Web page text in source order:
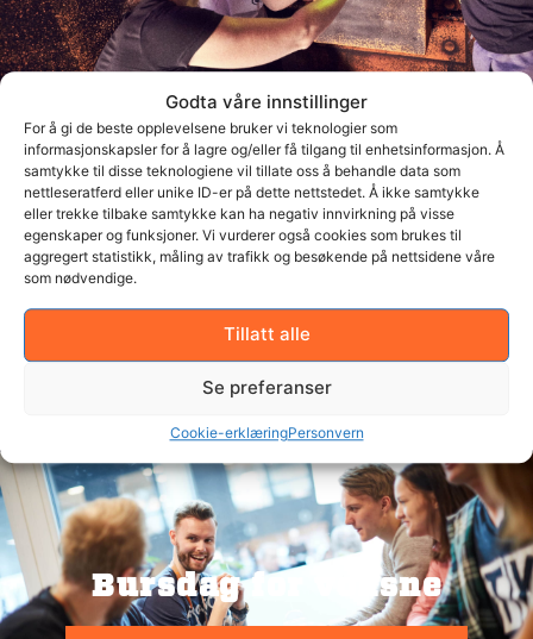
Godta våre innstillinger
For å gi de beste opplevelsene bruker vi teknologier som
informasjonskapsler for å lagre og/eller få tilgang til enhetsinformasjon. Å
samtykke til disse teknologiene vil tillate oss å behandle data som
nettleseratferd eller unike ID-er på dette nettstedet. Å ikke samtykke
eller trekke tilbake samtykke kan ha negativ innvirkning på visse
egenskaper og funksjoner. Vi vurderer også cookies som brukes til
aggregert statistikk, måling av trafikk og besøkende på nettsidene våre
som nødvendige.
Tillatt alle
Se preferanser
Cookie-erklæringPersonvern
Skoleklasser
RESERVER PLASSER
Bursdag for voksne